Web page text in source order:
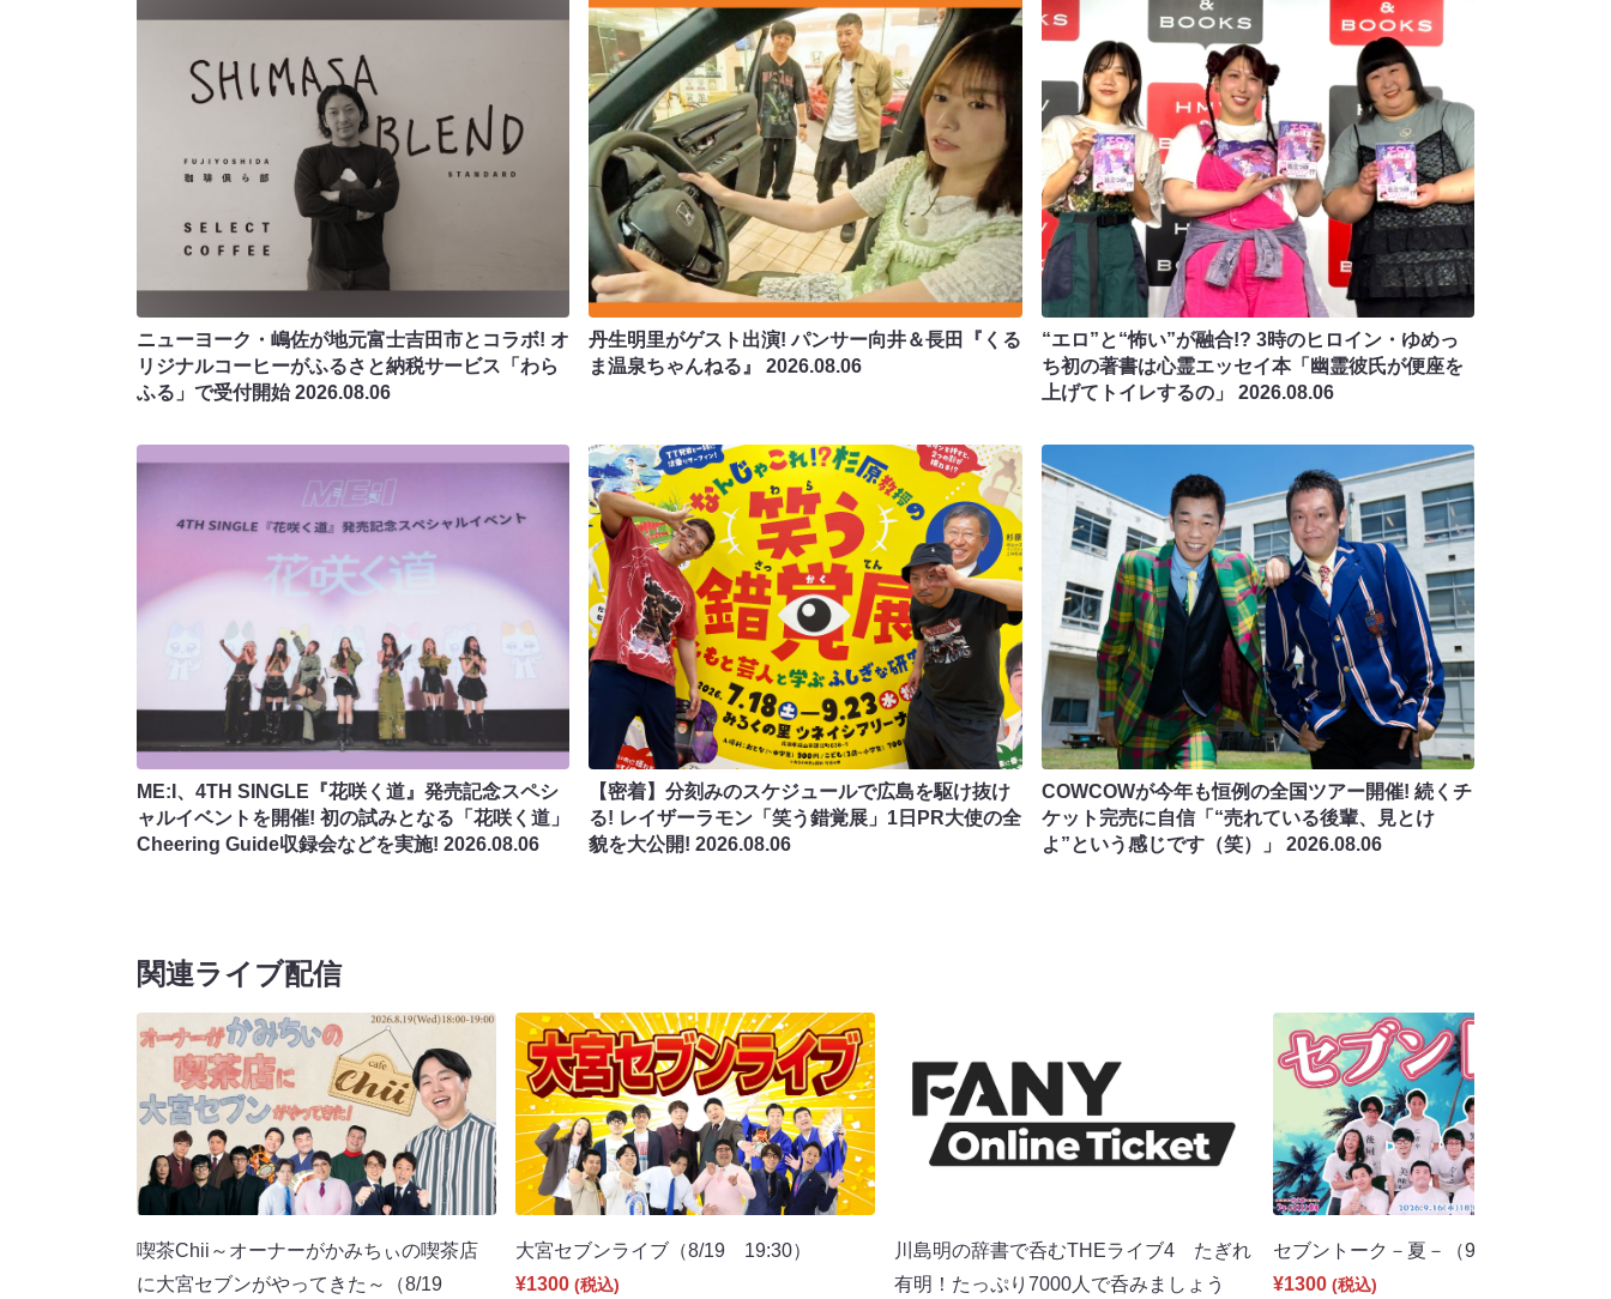
ニューヨーク・嶋佐が地元富士吉田市とコラボ! オ
リジナルコーヒーがふるさと納税サービス「わら
ふる」で受付開始2026.08.06
丹生明里がゲスト出演! パンサー向井＆長田『くる
ま温泉ちゃんねる』2026.08.06
“エロ”と“怖い”が融合!? 3時のヒロイン・ゆめっ
ち初の著書は心霊エッセイ本「幽霊彼氏が便座を
上げてトイレするの」 2026.08.06
ME:I、4TH SINGLE『花咲く道』発売記念スペシ
ャルイベントを開催! 初の試みとなる「花咲く道」
Cheering Guide収録会などを実施! 2026.08.06
【密着】分刻みのスケジュールで広島を駆け抜け
る! レイザーラモン「笑う錯覚展」1日PR大使の全
貌を大公開!2026.08.06
COWCOWが今年も恒例の全国ツアー開催! 続くチ
ケット完売に自信「“売れている後輩、見とけ
よ”という感じです（笑）」 2026.08.06
関連ライブ配信
喫茶Chii～オーナーがかみちぃの喫茶店
に大宮セブンがやってきた～（8/19
大宮セブンライブ（8/19 19:30）
¥1300 (税込)
川島明の辞書で呑むTHEライブ4 たぎれ
有明！たっぷり7000人で呑みましょう
セブントーク－夏－（9/16 18:00）
¥1300 (税込)